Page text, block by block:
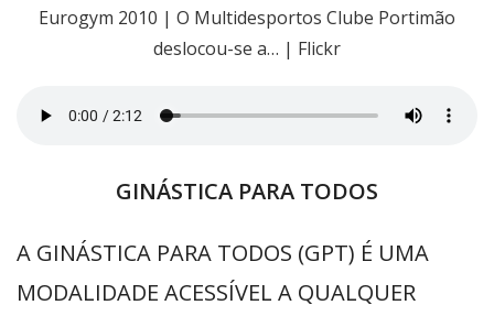
Eurogym 2010 | O Multidesportos Clube Portimão
deslocou-se a… | Flickr
GINÁSTICA PARA TODOS
A GINÁSTICA PARA TODOS (GPT) É UMA
MODALIDADE ACESSÍVEL A QUALQUER